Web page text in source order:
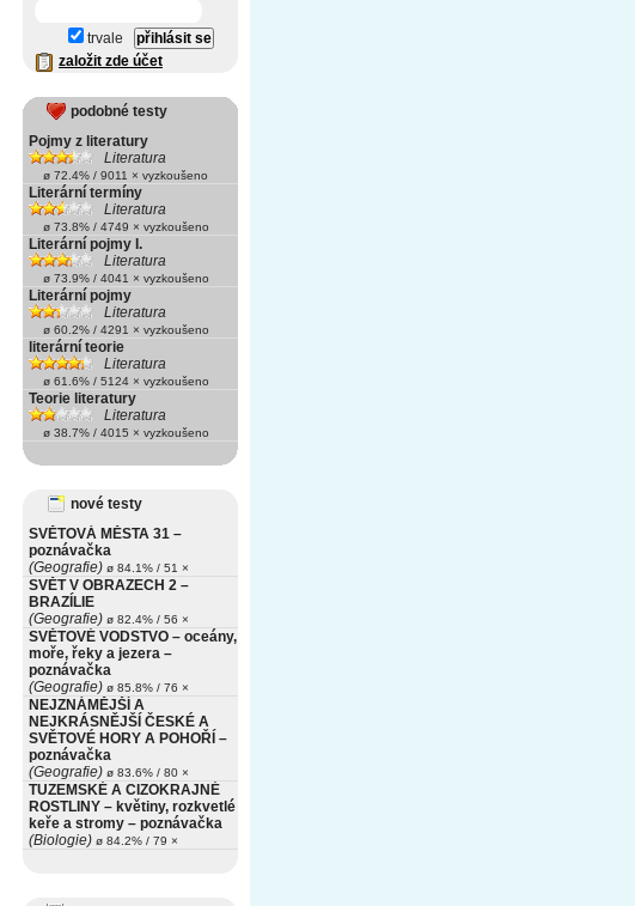
trvale
založit zde účet
podobné testy
Pojmy z literatury
Literatura
ø 72.4% / 9011 × vyzkoušeno
Literární termíny
Literatura
ø 73.8% / 4749 × vyzkoušeno
Literární pojmy I.
Literatura
ø 73.9% / 4041 × vyzkoušeno
Literární pojmy
Literatura
ø 60.2% / 4291 × vyzkoušeno
literární teorie
Literatura
ø 61.6% / 5124 × vyzkoušeno
Teorie literatury
Literatura
ø 38.7% / 4015 × vyzkoušeno
nové testy
SVĚTOVÁ MĚSTA 31 –
poznávačka
(Geografie) ø 84.1% / 51 ×
SVĚT V OBRAZECH 2 –
BRAZÍLIE
(Geografie) ø 82.4% / 56 ×
SVĚTOVÉ VODSTVO – oceány,
moře, řeky a jezera –
poznávačka
(Geografie) ø 85.8% / 76 ×
NEJZNÁMĚJŠÍ A
NEJKRÁSNĚJŠÍ ČESKÉ A
SVĚTOVÉ HORY A POHOŘÍ –
poznávačka
(Geografie) ø 83.6% / 80 ×
TUZEMSKÉ A CIZOKRAJNÉ
ROSTLINY – květiny, rozkvetlé
keře a stromy – poznávačka
(Biologie) ø 84.2% / 79 ×